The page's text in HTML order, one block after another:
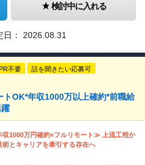
検討中に入れる
日： 2026.08.31
不要 話を聞きたい応募可
トOK*年収1000万以上確約*前職給
1000万円確約×フルリモート≫ 上流工程か
術とキャリアを牽引する存在へ